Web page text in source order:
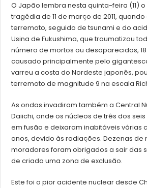
O Japão lembra nesta quinta-feira (11) o
tragédia de 11 de março de 2011,
terremoto, seguido de tsunami e do
Usina de Fukushima, que traumatizou
número de mortos ou desaparecidos,
causado principalmente pelo
varreu a costa do Nordeste japonês,
terremoto de magnitude 9 na escala
As ondas invadiram também a Central
Daiichi, onde os núcleos de três dos
em fusão e deixaram inabitáveis várias
anos, devido às radiações. Dezenas de
moradores foram obrigados a sair das
de criada uma zona de exclusão.
Este foi o pior acidente nuclear desde